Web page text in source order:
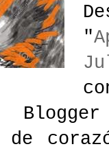
"
de